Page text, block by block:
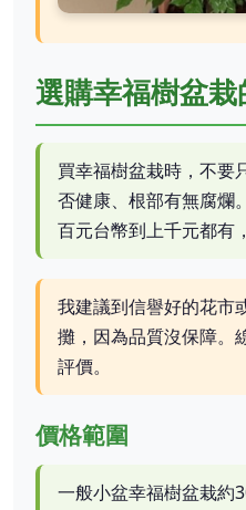
選購幸福樹盆栽
買幸福樹盆栽時，不要
否健康、根部有無腐爛
百元台幣到上千元都有
我建議到信譽好的花市
攤，因為品質沒保障。
評價。
價格範圍
一般小盆幸福樹盆栽約